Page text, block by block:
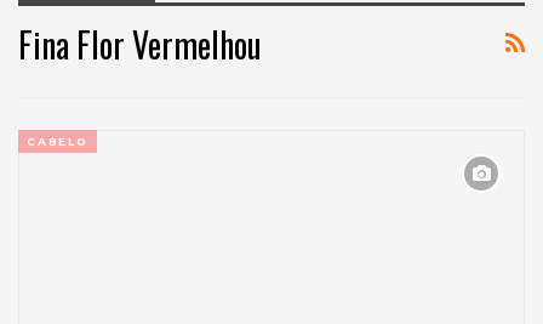
Fina Flor Vermelhou
CABELO